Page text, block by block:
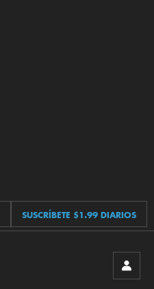
SUSCRÍBETE $1.99 DIARIOS